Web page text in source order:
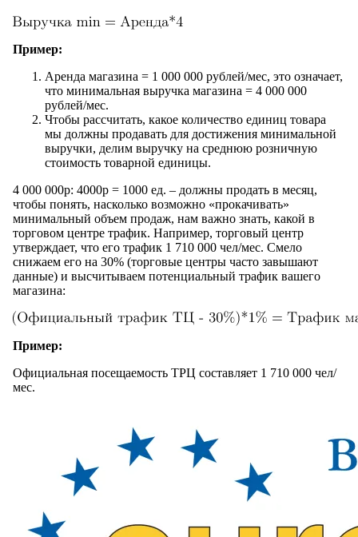
Пример:
Аренда магазина = 1 000 000 рублей/мес, это означает,
что минимальная выручка магазина = 4 000 000
рублей/мес.
Чтобы рассчитать, какое количество единиц товара
мы должны продавать для достижения минимальной
выручки, делим выручку на среднюю розничную
стоимость товарной единицы.
4 000 000р: 4000р = 1000 ед. – должны продать в месяц,
чтобы понять, насколько возможно «прокачивать»
минимальный объем продаж, нам важно знать, какой в
торговом центре трафик. Например, торговый центр
утверждает, что его трафик 1 710 000 чел/мес. Смело
снижаем его на 30% (торговые центры часто завышают
данные) и высчитываем потенциальный трафик вашего
магазина:
Пример:
Официальная посещаемость ТРЦ составляет 1 710 000 чел/
мес.